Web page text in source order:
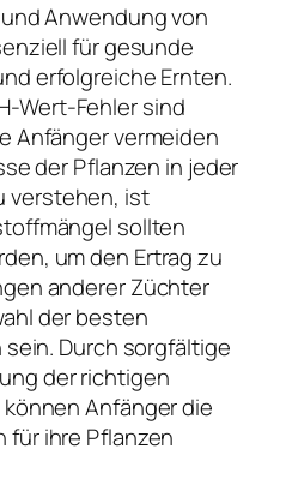
Anwendung von
für gesunde
erfolgreiche Ernten.
Wert-Fehler sind
Anfänger vermeiden
der Pflanzen in jeder
verstehen, ist
sollten
um den Ertrag zu
anderer Züchter
der besten
Durch sorgfältige
der richtigen
Anfänger die
ihre Pflanzen